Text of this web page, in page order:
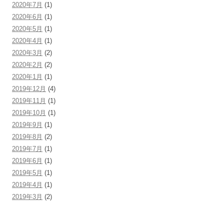
2020年7月 (1)
2020年6月 (1)
2020年5月 (1)
2020年4月 (1)
2020年3月 (2)
2020年2月 (2)
2020年1月 (1)
2019年12月 (4)
2019年11月 (1)
2019年10月 (1)
2019年9月 (1)
2019年8月 (2)
2019年7月 (1)
2019年6月 (1)
2019年5月 (1)
2019年4月 (1)
2019年3月 (2)